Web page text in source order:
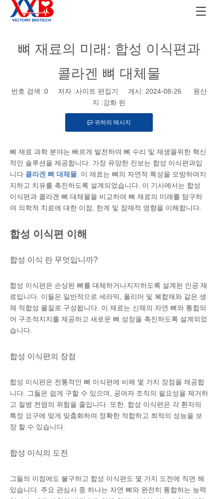
뼈 재료의 미래: 합성 이식편과
콜라겐 뼈 대체물
번호 검색 :0 저자 :사이트 편집기 게시: 2024-08-26 원산
지 :강화 된
귀하의 메시지
뼈 재료 과학 분야는 빠르게 발전하여 뼈 수리 및 재생을위한 혁신
적인 솔루션을 제공합니다. 가장 유망한 진보는 합성 이식편과입
니다 콜라겐 뼈 대체물 . 이 재료는 뼈의 자연적 특성을 모방하여지
지하고 치유를 촉진하도록 설계되었습니다. 이 기사에서는 합성
이식편과 콜라겐 뼈 대체물을 비교하여 뼈 재료의 미래를 탐구하
여 의학적 치료에 대한 이점, 한계 및 잠재적 영향을 이해합니다.
합성 이식편 이해
합성 이식 란 무엇입니까?
합성 이식편은 손상된 뼈를 대체하거나지지하도록 설계된 인공 재
료입니다. 이들은 일반적으로 세라믹, 폴리머 및 복합재와 같은 생
체 적합성 물질로 구성됩니다. 이 재료는 신체의 자연 뼈와 통합되
어 구조적지지를 제공하고 새로운 뼈 성장을 촉진하도록 설계되었
습니다.
합성 이식편의 장점
합성 이식편은 전통적인 뼈 이식편에 비해 몇 가지 장점을 제공합
니다. 그들은 쉽게 구할 수 있으며, 공여자 조직의 필요성을 제거하
고 질병 전염의 위험을 줄입니다. 또한, 합성 이식편은 각 환자의
특정 요구에 맞게 맞춤화하여 정확한 적합하고 최적의 성능을 보
장 할 수 있습니다.
합성 이식의 도전
그들의 이점에도 불구하고 합성 이식편도 몇 가지 도전에 직면 해
있습니다. 주요 관심사 중 하나는 자연 뼈와 완전히 통합하는 능력